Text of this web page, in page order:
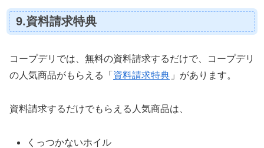
9.資料請求特典
コープデリでは、無料の資料請求するだけで、コープデリ
の人気商品がもらえる「 資料請求特典 」があります。
資料請求するだけでもらえる人気商品は、
くっつかないホイル